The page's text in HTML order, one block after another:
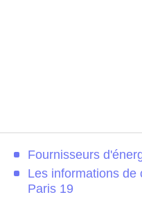
Fournisseurs
Les informations de
Paris 19